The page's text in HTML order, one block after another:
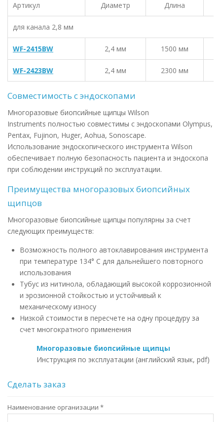
Артикул Диаметр Длина
для канала 2,8 мм
WF-2415BW 2,4 мм 1500 мм
WF-2423BW 2,4 мм 2300 мм
Совместимость с эндоскопами
Многоразовые биопсийные щипцы Wilson
Instruments полностью совместимы с эндоскопами Olympus,
Pentax, Fujinon, Huger, Aohua, Sonoscape.
Использование эндоскопического инструмента Wilson
обеспечивает полную безопасность пациента и эндоскопа
при соблюдении инструкций по эксплуатации.
Преимущества многоразовых биопсийных
щипцов
Многоразовые биопсийные щипцы популярны за счет
следующих преимуществ:
Возможность полного автоклавирования инструмента
при температуре 134° С для дальнейшего повторного
использования
Тубус из нитинола, обладающий высокой коррозионной
и эрозионной стойкостью и устойчивый к
механическому износу
Низкой стоимости в пересчете на одну процедуру за
счет многократного применения
Многоразовые биопсийные щипцы
Инструкция по эксплуатации (английский язык, pdf)
Сделать заказ
Наименование организации *